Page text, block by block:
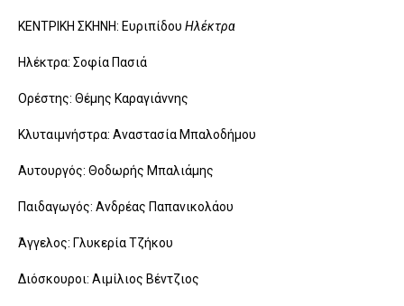
ΚΕΝΤΡΙΚΗ ΣΚΗΝΗ: Ευριπίδου Ηλέκτρα
Ηλέκτρα: Σοφία Πασιά
Ορέστης: Θέμης Καραγιάννης
Κλυταιμνήστρα: Αναστασία Μπαλοδήμου
Αυτουργός: Θοδωρής Μπαλιάμης
Παιδαγωγός: Ανδρέας Παπανικολάου
Άγγελος: Γλυκερία Τζήκου
Διόσκουροι: Αιμίλιος Βέντζιος